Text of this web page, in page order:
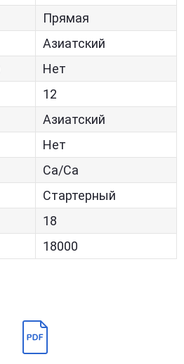
Прямая
Азиатский
Нет
12
Азиатский
Нет
Са/Са
Стартерный
18
18000